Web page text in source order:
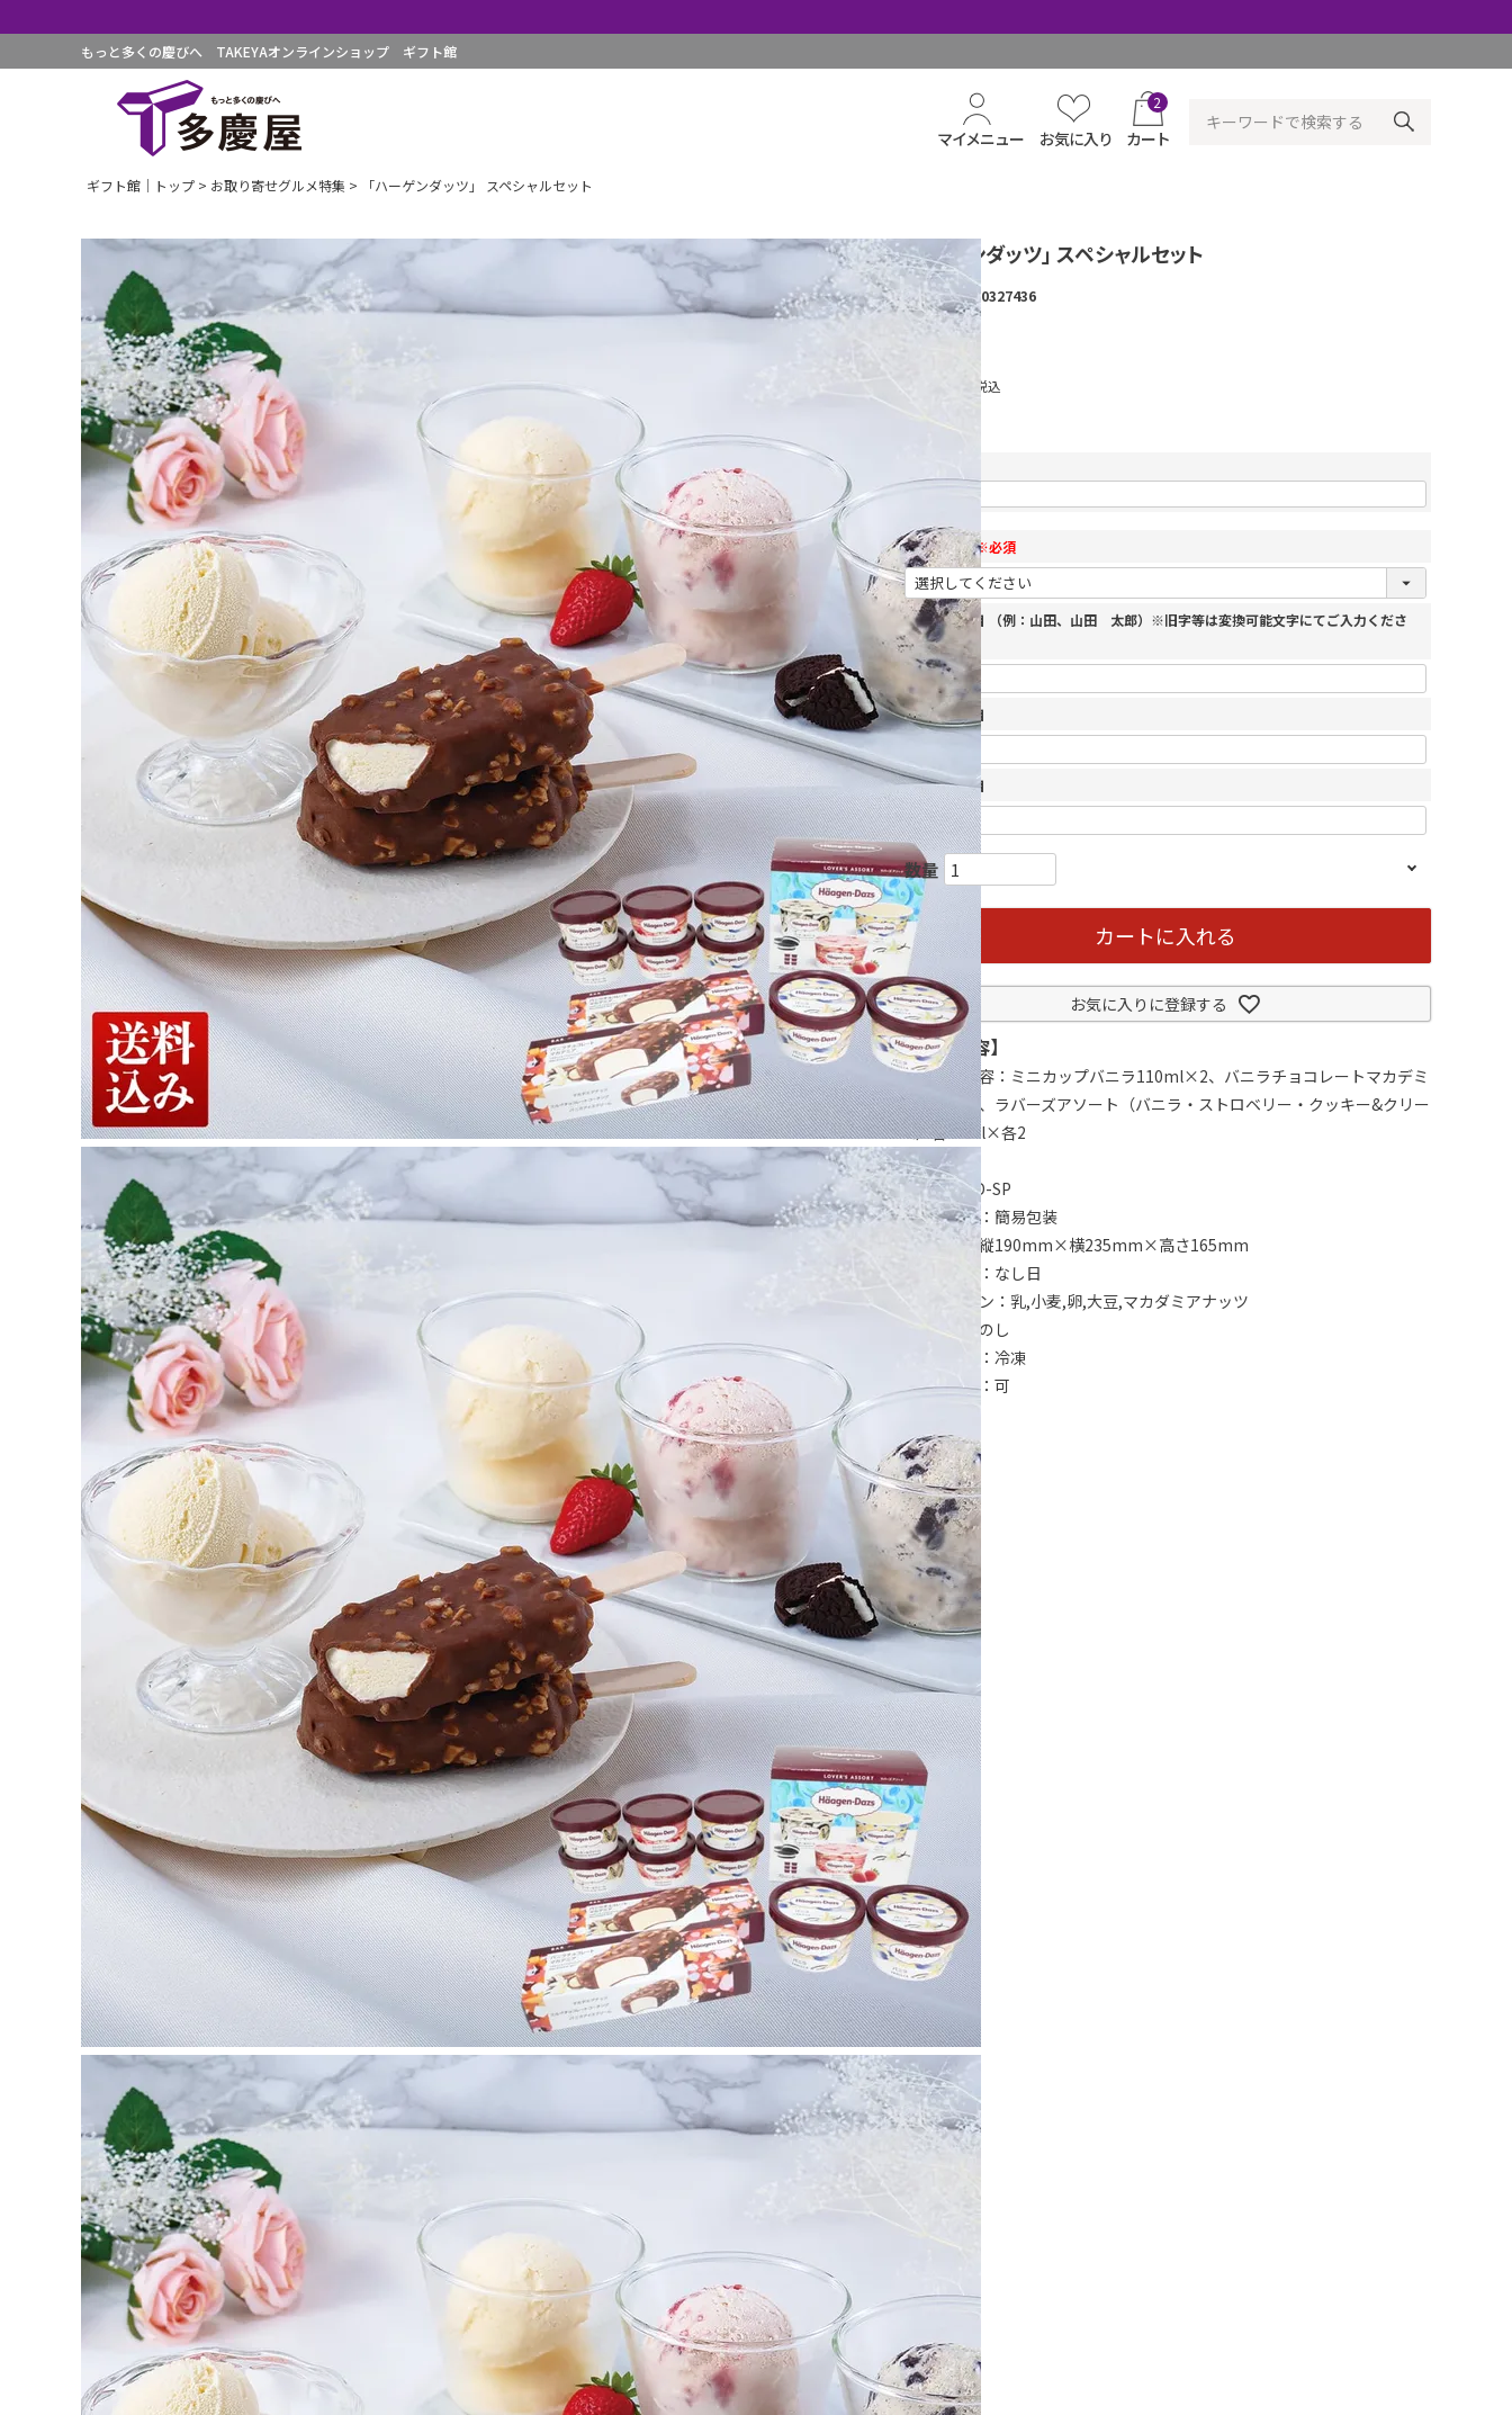
もっと多くの慶びへ TAKEYAオンラインショップ ギフト館
マイメニュー お気に入り
2
カート
ギフト館｜トップ お取り寄せグルメ特集 「ハーゲンダッツ」 スペシャルセット
「ハーゲンダッツ」 スペシャルセット
商品番号2600327436
冷凍
¥ 税込
のし表書き※必須
名入れ一行目 （例：山田、山田 太郎）※旧字等は変換可能文字にてご入力くださ
い。
名入れ二行目
名入れ三行目
カートに入れる
お気に入りに登録する
【商品内容】
■セット内容：ミニカップバニラ110ml×2、バニラチョコレートマカデミ
ア80ml×2、ラバーズアソート（バニラ・ストロベリー・クッキー&クリー
ム）各70ml×各2
■型番：HD-SP
■包装形態：簡易包装
■サイズ：縦190mm×横235mm×高さ165mm
■賞味期限：なし日
■アレルゲン：乳,小麦,卵,大豆,マカダミアナッツ
■熨斗：外のし
■配達区分：冷凍
■希望着日：可